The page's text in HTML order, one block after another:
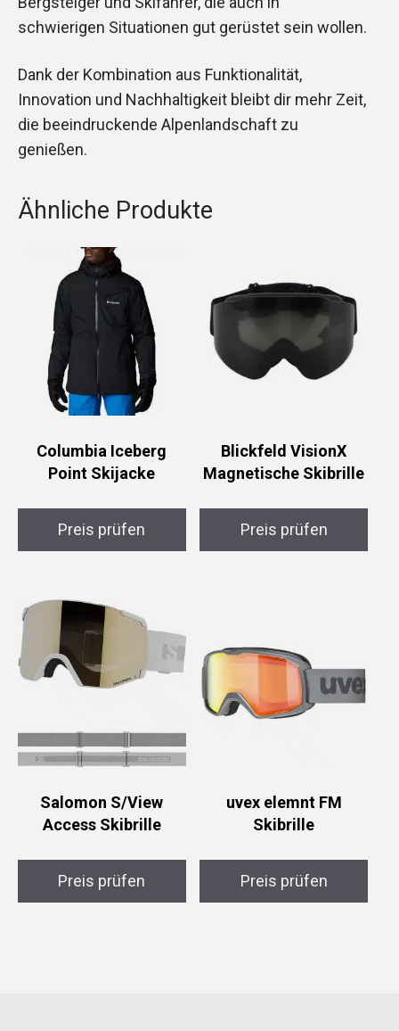
schwierigen Situationen gut gerüstet sein wollen.
Dank der Kombination aus Funktionalität,
Innovation und Nachhaltigkeit bleibt dir mehr Zeit,
die beeindruckende Alpenlandschaft zu
genießen.
Ähnliche Produkte
Columbia Iceberg
Point Skijacke
Preis prüfen
Blickfeld VisionX
Magnetische Skibrille
Preis prüfen
Salomon S/View
Access Skibrille
Preis prüfen
uvex elemnt FM
Skibrille
Preis prüfen